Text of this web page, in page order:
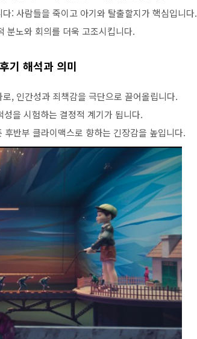
: 사람들을 죽이고 아기와 탈출할지가 핵심입니다.
분노와 회의를 더욱 고조시킵니다.
기 해석과 의미
, 인간성과 죄책감을 극단으로 끌어올립니다.
을 시험하는 결정적 계기가 됩니다.
반부 클라이맥스로 향하는 긴장감을 높입니다.